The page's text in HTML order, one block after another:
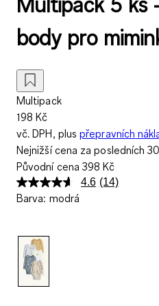
body pro
Multipack
198 Kč
vč. DPH, plus přepravních
Nejnižší cena za posledních
Původní cena398 Kč
4.6 Přečtěte
(14)
Barva: modrá